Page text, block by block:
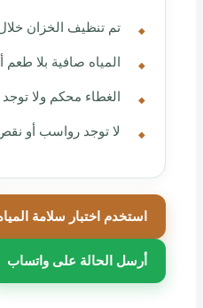
تم تنظيف الخزان خلال آخر 3
المياه صافية بلا طعم
الغطاء محكم ولا
لا توجد رواسب أو
استخدم اختبار سلامة
أرسل الحالة على واتساب